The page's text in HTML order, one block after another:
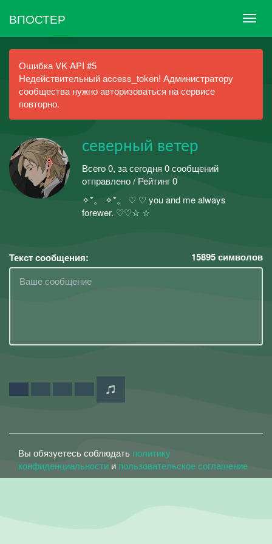
ВПОСТЕР
Ошибка VK API #5
Недействительный access_token! Администратору
сообщества нужно авторизоваться на сервисе
повторно.
северный ветер
Всего 0, за сегодня 0 сообщений
отправлено / Рейтинг 0
✧*。 ✧*。 ♡ ♡ you and me always
forewer. ♡♡☆ ☆
Текст сообщения: 15895символов
Вы обязуетесь соблюдать политику
конфиденциальности и пользовательское соглашение